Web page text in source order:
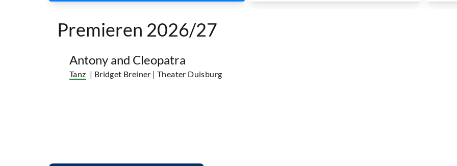
Premieren 2026/27
Antony and Cleopatra
Tanz | Bridget Breiner | Theater Duisburg